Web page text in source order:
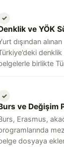
✓
ve YÖK
dışından
birlikte
✓
ve Değişim
Erasmus,
dosyaya